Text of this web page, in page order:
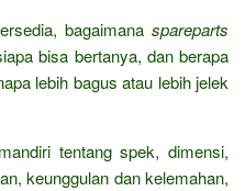
bagaimana spareparts
bisa bertanya, dan berapa
lebih bagus atau lebih jelek
tentang spek, dimensi,
keunggulan dan kelemahan,